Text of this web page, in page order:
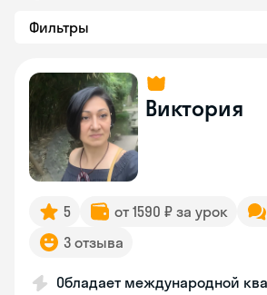
Фильтры
Виктория
5 от 1590 ₽ за урок
3 отзыва
Обладает международной